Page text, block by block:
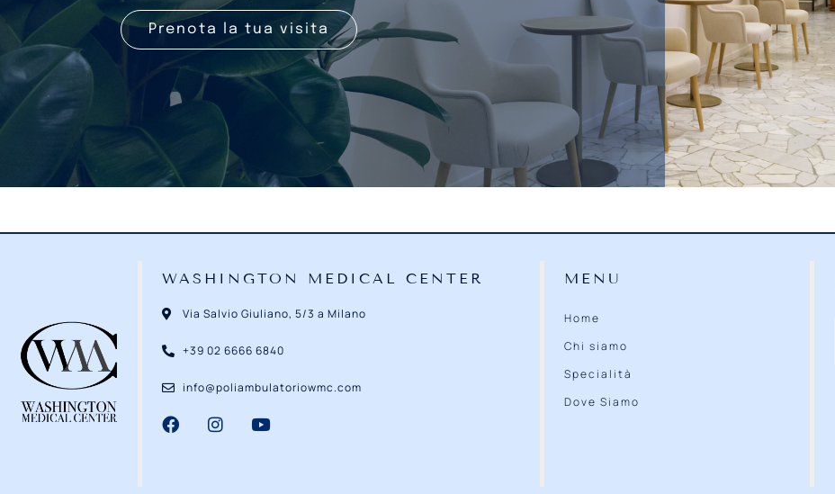
Prenota la tua visita
WASHINGTON MEDICAL CENTER
Via Salvio Giuliano, 5/3 a Milano
+39 02 6666 6840
info@poliambulatoriowmc.com
MENU
Home
Chi siamo
Specialità
Dove Siamo